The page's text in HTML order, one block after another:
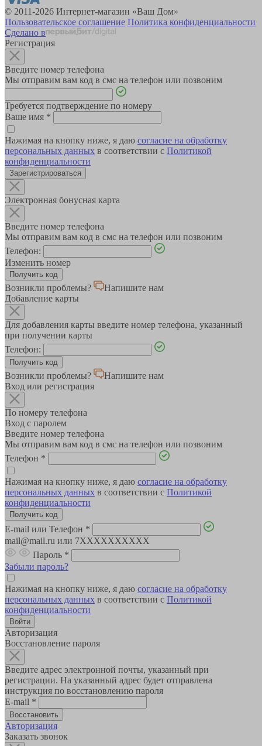
© 2011-2026 Интернет-магазин «Ваш Дом»
Пользовательское соглашение Политика конфиденциальности
Сделано в
Регистрация
Введите номер телефона
Мы отправим вам код в смс на телефон или позвоним
Требуется подтверждение по номеру
Ваше имя *
Нажимая на кнопку ниже, я даю согласие на обработку
персональных данных в соответствии с Политикой
конфиденциальности
Зарегистрироваться
Электронная бонусная карта
Введите номер телефона
Мы отправим вам код в смс на телефон или позвоним
Телефон:
Изменить номер
Возникли проблемы?
Напишите нам
Добавление карты
Для добавления карты введите номер телефона, указанный
при получении карты
Телефон:
Возникли проблемы?
Напишите нам
Вход или регистрация
По номеру телефона
Вход с паролем
Введите номер телефона
Мы отправим вам код в смс на телефон или позвоним
Телефон *
Нажимая на кнопку ниже, я даю согласие на обработку
персональных данных в соответствии с Политикой
конфиденциальности
E-mail или Телефон *
mail@mail.ru или 7XXXXXXXXXX
Пароль *
Забыли пароль?
Нажимая на кнопку ниже, я даю согласие на обработку
персональных данных в соответствии с Политикой
конфиденциальности
Авторизация
Восстановление пароля
Введите адрес электронной почты, указанный при
регистрации. На указанный адрес будет отправлена
инструкция по восстановлению пароля
E-mail *
Авторизация
Заказать звонок